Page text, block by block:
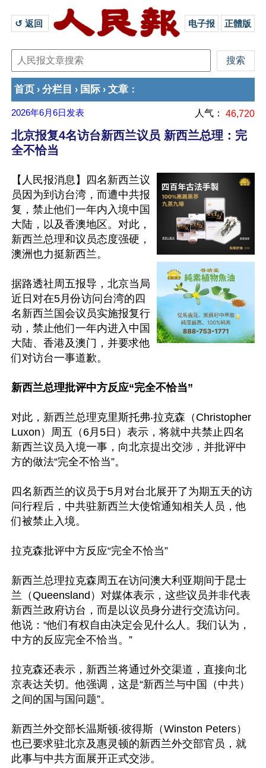
↺ 返回 电子报 正體版
首页 › 分栏目 › 国际 › 文章 ：
2026年6月6日 发表 人气： 46,720
北京报复4名访台新西兰议员 新西兰总理：完
全不恰当
【人民报消息】四名新西兰议
员因为到访台湾，而遭中共报
复，禁止他们一年内入境中国
大陆，以及香澳地区。对此，
新西兰总理和议员态度强硬，
澳洲也力挺新西兰。
据路透社周五报导，北京当局
近日对在5月份访问台湾的四
名新西兰国会议员实施报复行
动，禁止他们一年内进入中国
大陆、香港及澳门，并要求他
们对访台一事道歉。
新西兰总理批评中方反应“完全不恰当”
对此，新西兰总理克里斯托弗‧拉克森（Christopher
Luxon）周五（6月5日）表示，将就中共禁止四名
新西兰议员入境一事，向北京提出交涉，并批评中
方的做法“完全不恰当”。
四名新西兰的议员于5月对台北展开了为期五天的访
问行程后，中共驻新西兰大使馆通知相关人员，他
们被禁止入境。
拉克森批评中方反应“完全不恰当”
新西兰总理拉克森周五在访问澳大利亚期间于昆士
兰（Queensland）对媒体表示，这些议员并非代表
新西兰政府访台，而是以议员身分进行交流访问。
他说：“他们有权自由决定会见什么人。我们认为，
中方的反应完全不恰当。”
拉克森还表示，新西兰将通过外交渠道，直接向北
京表达关切。他强调，这是“新西兰与中国（中共）
之间的国与国问题”。
新西兰外交部长温斯顿‧彼得斯（Winston Peters）
也已要求驻北京及惠灵顿的新西兰外交部官员，就
此事与中共方面展开正式交涉。